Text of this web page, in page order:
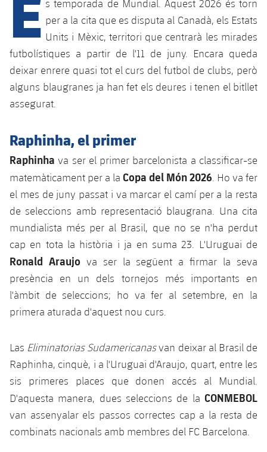
plusicon
més
Instal·lacions
Spotify Camp Nou
Palau Blaugrana
Estadi Johan Cruyff
Barça Cafe
Ciutat Esportiva
La Masia
plusicon
més
Serveis
Serveis Mèdics
Accessibilitat
plusicon
més
Acreditacions
Instal·lacions
SUB13
SUB12
SUB11 A
SUB10 A
SUB10 B
SUB9 A
SUB9 B
SUB8 A
SUB8 B
SUB13 B
SUB12 C
SUB11 C
Entrades
Gameday Shows
Resultats
Jugadors
Fotos
Història
Palmarès
Base
Barça Atlètic
Cadet A
Infantil B
Mini
Campus Estiu
PLUSICON
MÉS
Primer Equip
plusicon
més
Actualitat
Entrades
Resultats
Classificació
Jugadors
Fotos
Història
Barça Atlètic
plusicon
més
Actualitat
Calendari
Resultats
Classificació
Jugadors
Fotos
Base
plusicon
més
Actualitat
Juvenil
Cadet A
Cadet B
Infantil A
Infantil B
PLUSICON
MÉS
Primer equip
Actualitat
Calendari
Entrades
Classificació
Jugadors
Fotos
Palmarès
Barça Atlètic
Actualitat
Calendari
Jugadors
Classificació
Base
plusicon
Actualitat
Infantil
Aleví
Campus Verano
Primer equip
plusicon
més
Calendari
Barça Atlètic
plusicon
més
Actualitat
Base
plusicon
més
s temporada de Mundial. Aquest 2026 és torn
per a la cita que es disputa al Canadà, els Estats
Units i Mèxic, territori que centrarà les mirades
futbolístiques a partir de l'11 de juny. Encara queda
deixar enrere quasi tot el curs del futbol de clubs, però
alguns blaugranes ja han fet els deures i tenen el bitllet
assegurat.
Raphinha, el primer
Raphinhava ser el primer barcelonista a classificar-se
matemàticament per a la Copa del Món 2026 . Ho va fer
el mes de juny passat i va marcar el camí per a la resta
de seleccions amb representació blaugrana. Una cita
mundialista més per al Brasil, que no se n'ha perdut
cap en tota la història i ja en suma 23. L'Uruguai de
Ronald Araujo va ser la següent a firmar la seva
presència en un dels tornejos més importants en
l'àmbit de seleccions; ho va fer al setembre, en la
primera aturada d'aquest nou curs.
Las Eliminatorias Sudamericanasvan deixar al Brasil de
Raphinha, cinquè, i a l'Uruguai d'Araujo, quart, entre les
sis primeres places que donen accés al Mundial.
D'aquesta manera, dues seleccions de la CONMEBOL
van assenyalar els passos correctes cap a la resta de
combinats nacionals amb membres del FC Barcelona.